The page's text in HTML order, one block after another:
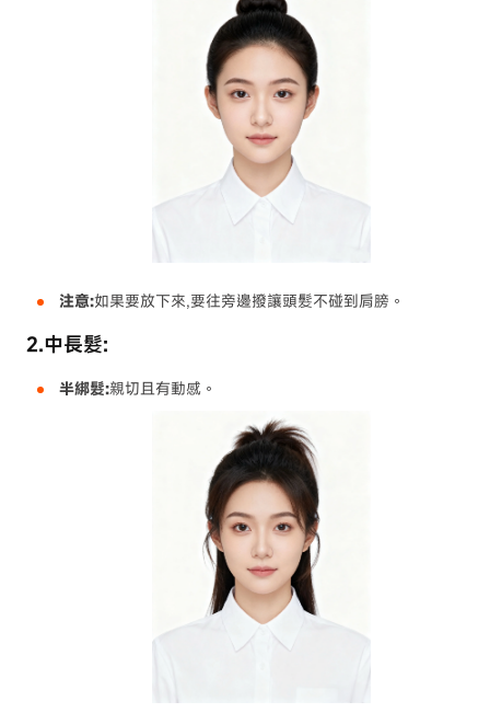
注意:如果要放下來,要往旁邊撥讓頭髮不碰到肩膀。
2.中長髮:
半綁髮:親切且有動感。